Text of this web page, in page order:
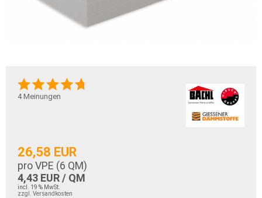
4Meinungen
26,58 EUR
pro VPE (6 QM)
4,43 EUR / QM
incl. 19 % MwSt.
zzgl. Versandkosten